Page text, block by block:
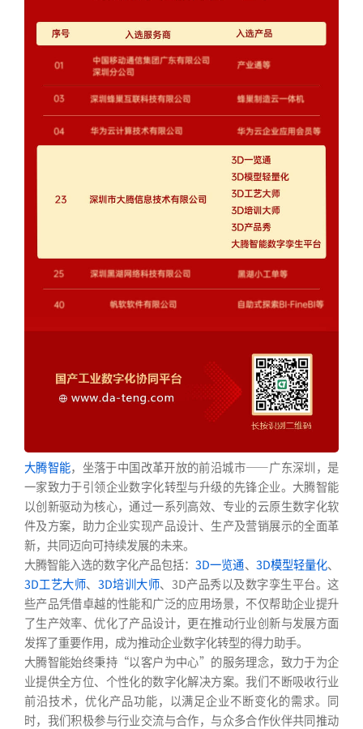
大腾智能，坐落于中国改革开放的前沿城市——广东深圳，是
一家致力于引领企业数字化转型与升级的先锋企业。大腾智能
以创新驱动为核心，通过一系列高效、专业的云原生数字化软
件及方案，助力企业实现产品设计、生产及营销展示的全面革
新，共同迈向可持续发展的未来。
大腾智能入选的数字化产品包括：3D一览通、 3D模型轻量化、
3D工艺大师、 3D培训大师、3D产品秀以及数字孪生平台。这
些产品凭借卓越的性能和广泛的应用场景，不仅帮助企业提升
了生产效率、优化了产品设计，更在推动行业创新与发展方面
发挥了重要作用，成为推动企业数字化转型的得力助手。
大腾智能始终秉持“以客户为中心”的服务理念，致力于为企
业提供全方位、个性化的数字化解决方案。我们不断吸收行业
前沿技术，优化产品功能，以满足企业不断变化的需求。同
时，我们积极参与行业交流与合作，与众多合作伙伴共同推动